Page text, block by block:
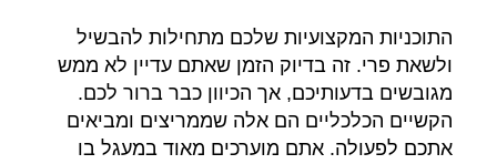
התוכניות המקצועיות שלכם מתחילות להבשיל
ולשאת פרי. זה בדיוק הזמן שאתם עדיין לא ממש
מגובשים בדעותיכם, אך הכיוון כבר ברור לכם.
הקשיים הכלכליים הם אלה שממריצים ומביאים
אתכם לפעולה. אתם מוערכים מאוד במעגל בו